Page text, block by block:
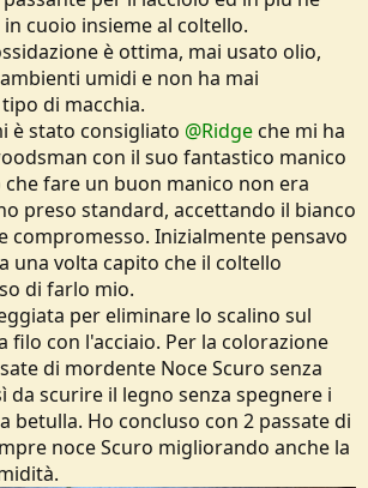
cuoio insieme al coltello.
è ottima, mai usato olio,
umidi e non ha mai
di macchia.
è stato consigliato @Ridgeche mi ha
con il suo fantastico manico
fare un buon manico non era
preso standard, accettando il bianco
compromesso. Inizialmente pensavo
una volta capito che il coltello
di farlo mio.
per eliminare lo scalino sul
filo con l'acciaio. Per la colorazione
di mordente Noce Scuro senza
da scurire il legno senza spegnere i
betulla. Ho concluso con 2 passate di
noce Scuro migliorando anche la